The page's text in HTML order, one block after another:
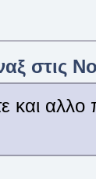
στις
και